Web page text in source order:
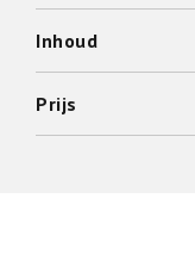
Inhoud
Prijs